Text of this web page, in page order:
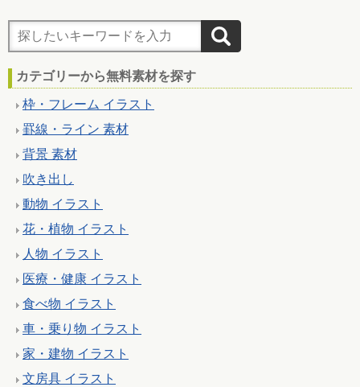
カテゴリーから無料素材を探す
枠・フレーム イラスト
罫線・ライン 素材
背景 素材
吹き出し
動物 イラスト
花・植物 イラスト
人物 イラスト
医療・健康 イラスト
食べ物 イラスト
車・乗り物 イラスト
家・建物 イラスト
文房具 イラスト